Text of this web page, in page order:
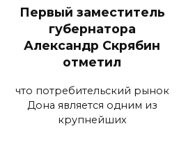
Первый заместитель
губернатора
Александр Скрябин
отметил
что потребительский рынок
Дона является одним из
крупнейших